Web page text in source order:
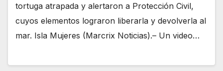
tortuga atrapada y alertaron a Protección Civil,
cuyos elementos lograron liberarla y devolverla al
mar. Isla Mujeres (Marcrix Noticias).– Un video…